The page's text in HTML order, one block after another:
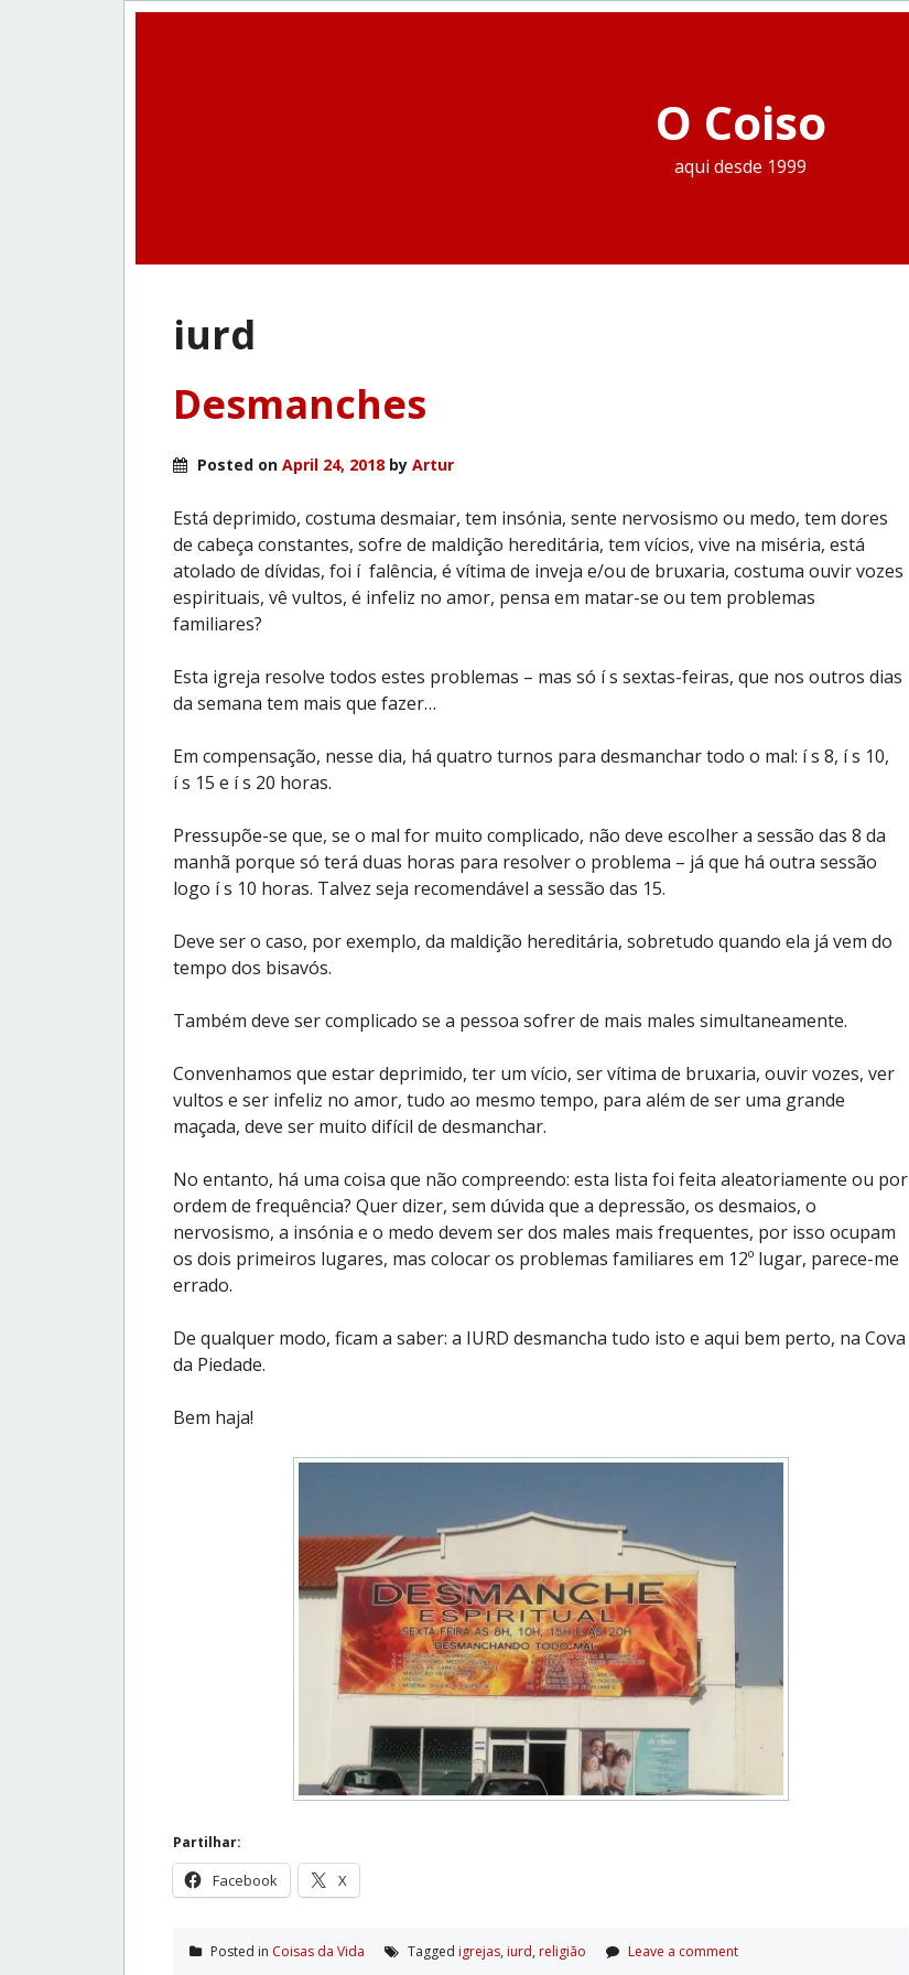
O Coiso
aqui desde 1999
iurd
Desmanches
Posted on April 24, 2018 by Artur
Está deprimido, costuma desmaiar, tem insónia, sente nervosismo ou medo, tem dores
de cabeça constantes, sofre de maldição hereditária, tem vícios, vive na miséria, está
atolado de dívidas, foi í falência, é vítima de inveja e/ou de bruxaria, costuma ouvir vozes
espirituais, vê vultos, é infeliz no amor, pensa em matar-se ou tem problemas
familiares?
Esta igreja resolve todos estes problemas – mas só í s sextas-feiras, que nos outros dias
da semana tem mais que fazer…
Em compensação, nesse dia, há quatro turnos para desmanchar todo o mal: í s 8, í s 10,
í s 15 e í s 20 horas.
Pressupõe-se que, se o mal for muito complicado, não deve escolher a sessão das 8 da
manhã porque só terá duas horas para resolver o problema – já que há outra sessão
logo í s 10 horas. Talvez seja recomendável a sessão das 15.
Deve ser o caso, por exemplo, da maldição hereditária, sobretudo quando ela já vem do
tempo dos bisavós.
Também deve ser complicado se a pessoa sofrer de mais males simultaneamente.
Convenhamos que estar deprimido, ter um vício, ser vítima de bruxaria, ouvir vozes, ver
vultos e ser infeliz no amor, tudo ao mesmo tempo, para além de ser uma grande
maçada, deve ser muito difícil de desmanchar.
No entanto, há uma coisa que não compreendo: esta lista foi feita aleatoriamente ou por
ordem de frequência? Quer dizer, sem dúvida que a depressão, os desmaios, o
nervosismo, a insónia e o medo devem ser dos males mais frequentes, por isso ocupam
os dois primeiros lugares, mas colocar os problemas familiares em 12º lugar, parece-me
errado.
De qualquer modo, ficam a saber: a IURD desmancha tudo isto e aqui bem perto, na Cova
da Piedade.
Bem haja!
Partilhar:
Facebook X
Posted in Coisas da Vida Tagged igrejas, iurd, religião Leave a comment